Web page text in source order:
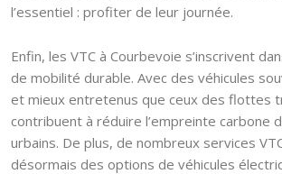
l’essentiel : profiter de leur journée.
Enfin, les VTC à Courbevoie s’inscrivent
de mobilité durable. Avec des véhicules
et mieux entretenus que ceux des flottes
contribuent à réduire l’empreinte carbone
urbains. De plus, de nombreux services
désormais des options de véhicules